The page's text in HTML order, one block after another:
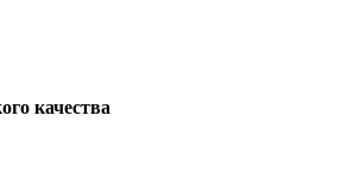
качества